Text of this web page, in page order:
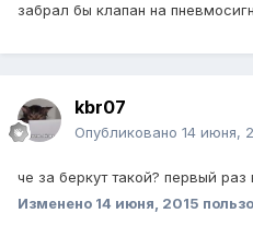
забрал бы клапан на
kbr07
Опубликовано 14 июня,
че за беркут такой? первый
Изменено 14 июня, 2015